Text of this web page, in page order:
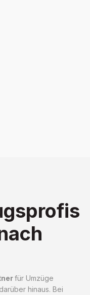
für Umzüge
hinaus. Bei